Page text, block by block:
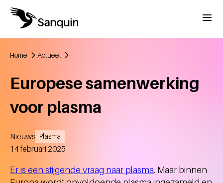
Overslaan en naar de inhoud gaan
Menu
Home Actueel
Europese samenwerking
voor plasma
Nieuws Plasma
Aangemaakt
14 februari 2025
Er is een stijgende vraag naar plasma. Maar binnen